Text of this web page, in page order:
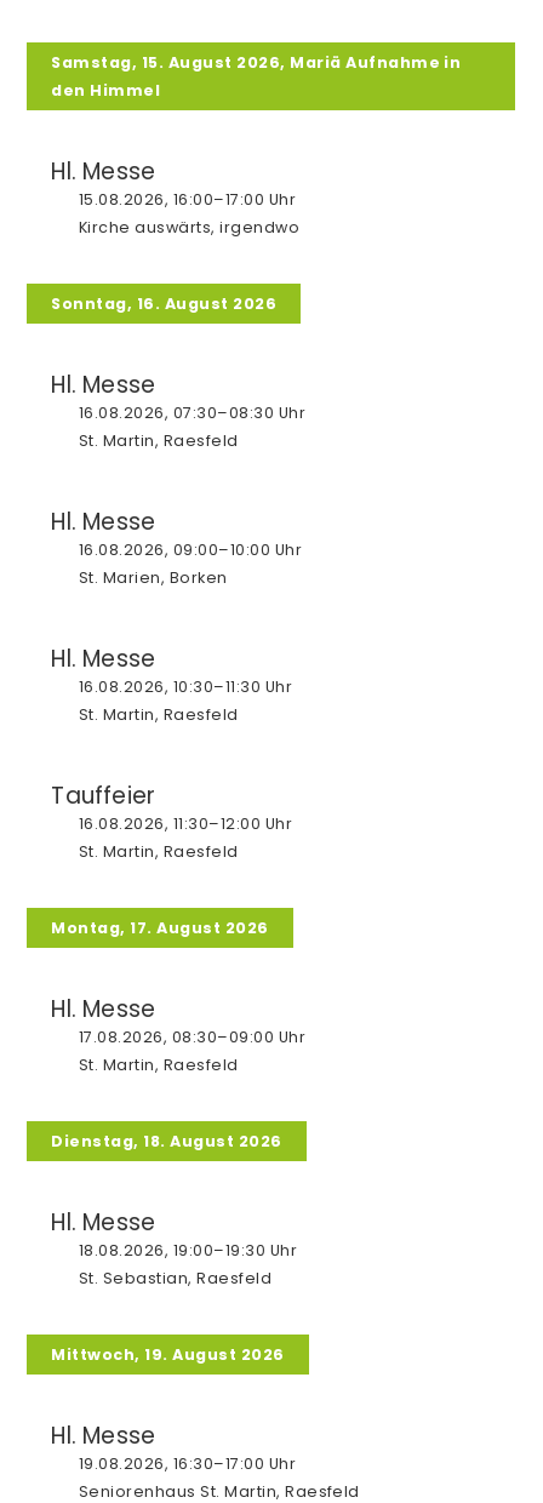
Pfarrei
Chöre
Ehrenamt
Gremien
Kirche St. Silvester
Gottesdienste
Bücherei
Förderverein
Eine-Welt-Laden
Kirche St. Martin
Gemeinschaftshaus MARTINUS
Messdiener
Senioren
Bücherei
Kolping
Rhedebrügge
Samstag, 15. August 2026, Mariä Aufnahme in
den Himmel
Hl. Messe
15.08.2026, 16:00–17:00 Uhr
Kirche auswärts, irgendwo
Sonntag, 16. August 2026
Hl. Messe
16.08.2026, 07:30–08:30 Uhr
St. Martin, Raesfeld
Hl. Messe
16.08.2026, 09:00–10:00 Uhr
St. Marien, Borken
Hl. Messe
16.08.2026, 10:30–11:30 Uhr
St. Martin, Raesfeld
Tauffeier
16.08.2026, 11:30–12:00 Uhr
St. Martin, Raesfeld
Montag, 17. August 2026
Hl. Messe
17.08.2026, 08:30–09:00 Uhr
St. Martin, Raesfeld
Dienstag, 18. August 2026
Hl. Messe
18.08.2026, 19:00–19:30 Uhr
St. Sebastian, Raesfeld
Mittwoch, 19. August 2026
Hl. Messe
19.08.2026, 16:30–17:00 Uhr
Seniorenhaus St. Martin, Raesfeld